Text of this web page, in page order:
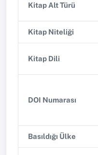
Kitap Alt Türü
Kitap Niteliği
Kitap Dili
DOI Numarası
Basıldığı Ülke